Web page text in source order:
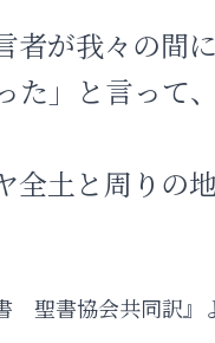
者が我々の間
」と言って
土と周りの
聖書協会共同訳』